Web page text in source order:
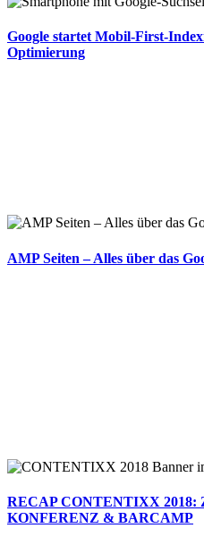
Google startet Mobil-First-
Optimierung
AMP Seiten – Alles über das
RECAP CONTENTIXX 2018:
KONFERENZ & BARCAMP